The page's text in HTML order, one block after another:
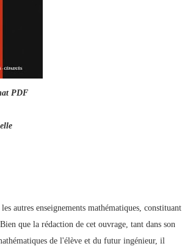
PDF
autres enseignements mathématiques, constituant
que la rédaction de cet ouvrage, tant dans son
de l'élève et du futur ingénieur, il